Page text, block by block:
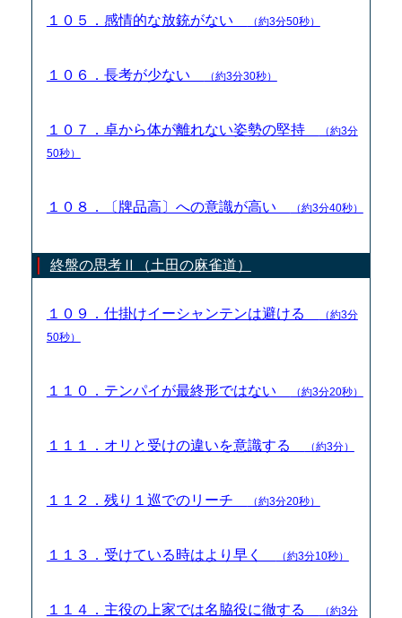
１０５．感情的な放銃がない （約3分50秒）
１０６．長考が少ない （約3分30秒）
１０７．卓から体が離れない姿勢の堅持
（約3分
50秒）
１０８．〔牌品高〕への意識が高い （約3分40秒）
終盤の思考Ⅱ（土田の麻雀道）
１０９．仕掛けイーシャンテンは避ける
（約3分
50秒）
１１０．テンパイが最終形ではない （約3分20秒）
１１１．オリと受けの違いを意識する （約3分）
１１２．残り１巡でのリーチ （約3分20秒）
１１３．受けている時はより早く （約3分10秒）
１１４．主役の上家では名脇役に徹する
（約3分